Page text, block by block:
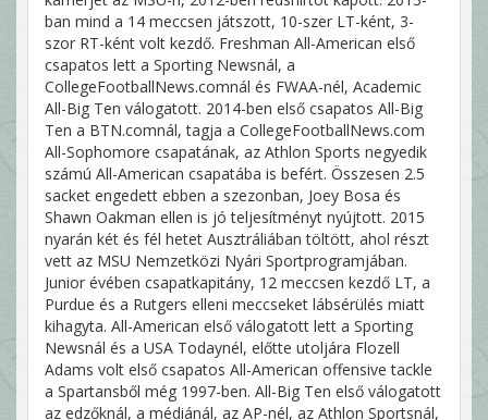
ban mind a 14 meccsen játszott, 10-szer LT-ként, 3-
szor RT-ként volt kezdő. Freshman All-American első
csapatos lett a Sporting Newsnál, a
CollegeFootballNews.comnál és FWAA-nél, Academic
All-Big Ten válogatott. 2014-ben első csapatos All-Big
Ten a BTN.comnál, tagja a CollegeFootballNews.com
All-Sophomore csapatának, az Athlon Sports negyedik
számú All-American csapatába is befért. Összesen 2.5
sacket engedett ebben a szezonban, Joey Bosa és
Shawn Oakman ellen is jó teljesítményt nyújtott. 2015
nyarán két és fél hetet Ausztráliában töltött, ahol részt
vett az MSU Nemzetközi Nyári Sportprogramjában.
Junior évében csapatkapitány, 12 meccsen kezdő LT, a
Purdue és a Rutgers elleni meccseket lábsérülés miatt
kihagyta. All-American első válogatott lett a Sporting
Newsnál és a USA Todaynél, előtte utoljára Flozell
Adams volt első csapatos All-American offensive tackle
a Spartansből még 1997-ben. All-Big Ten első válogatott
az edzőknál, a médiánál, az AP-nél, az Athlon Sportsnál,